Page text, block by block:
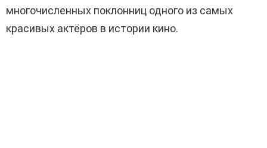
многочисленных поклонниц одного из самых
красивых актёров в истории кино.